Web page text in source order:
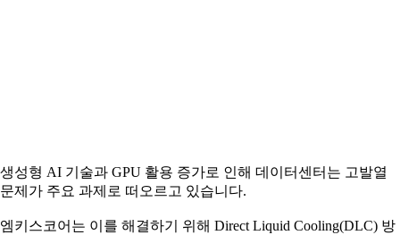
생성형 AI 기술과 GPU 활용 증가로 인해 데이터센터는 고발열
문제가 주요 과제로 떠오르고 있습니다.
엠키스코어는 이를 해결하기 위해 Direct Liquid Cooling(DLC) 방